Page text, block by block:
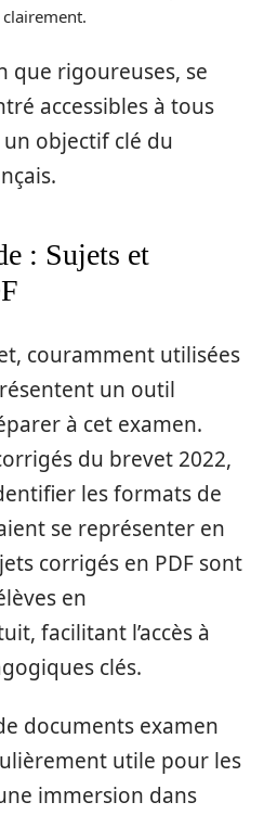
que rigoureuses, se
accessibles à tous
un objectif clé du
: Sujets et
couramment utilisées
un outil
à cet examen.
du brevet 2022,
les formats de
se représenter en
corrigés en PDF sont
en
facilitant l’accès à
clés.
documents examen
utile pour les
immersion dans